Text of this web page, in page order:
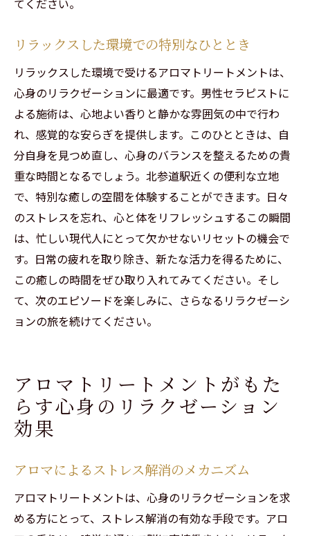
心身の健康をサポートする北参道の施術
リラックスした環境での特別なひととき
リラックスした環境で受けるアロマトリートメントは、
心身のリラクゼーションに最適です。男性セラピストに
よる施術は、心地よい香りと静かな雰囲気の中で行わ
れ、感覚的な安らぎを提供します。このひとときは、自
分自身を見つめ直し、心身のバランスを整えるための貴
重な時間となるでしょう。北参道駅近くの便利な立地
で、特別な癒しの空間を体験することができます。日々
のストレスを忘れ、心と体をリフレッシュするこの瞬間
は、忙しい現代人にとって欠かせないリセットの機会で
す。日常の疲れを取り除き、新たな活力を得るために、
この癒しの時間をぜひ取り入れてみてください。そし
て、次のエピソードを楽しみに、さらなるリラクゼーシ
ョンの旅を続けてください。
アロマトリートメントがもた
らす心身のリラクゼーション
効果
アロマによるストレス解消のメカニズム
アロマトリートメントは、心身のリラクゼーションを求
める方にとって、ストレス解消の有効な手段です。アロ